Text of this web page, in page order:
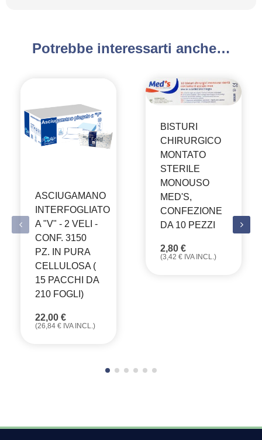
Potrebbe interessarti anche…
ASCIUGAMANO
INTERFOGLIATO
A "V" - 2 VELI -
CONF. 3150
PZ. IN PURA
CELLULOSA (
15 PACCHI DA
210 FOGLI)
22,00 €
(26,84 € IVA INCL.)
BISTURI
CHIRURGICO
MONTATO
STERILE
MONOUSO
MED'S,
CONFEZIONE
DA 10 PEZZI
2,80 €
(3,42 € IVA INCL.)